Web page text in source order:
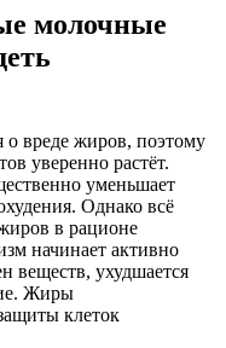
молочные
о вреде жиров, поэтому
уверенно растёт.
уменьшает
Однако всё
в рационе
начинает активно
веществ, ухудшается
Жиры
клеток